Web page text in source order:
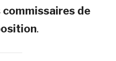
commissaires de
.